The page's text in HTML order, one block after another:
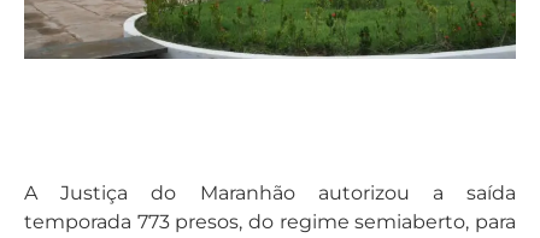
A Justiça do Maranhão autorizou a saída
temporada 773 presos, do regime semiaberto, para